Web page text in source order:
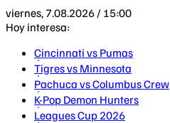
viernes, 7.08.2026 / 15:00
Hoy interesa:
Cincinnati vs Pumas
Tigres vs Minnesota
Pachuca vs Columbus Crew
K-Pop Demon Hunters
Leagues Cup 2026